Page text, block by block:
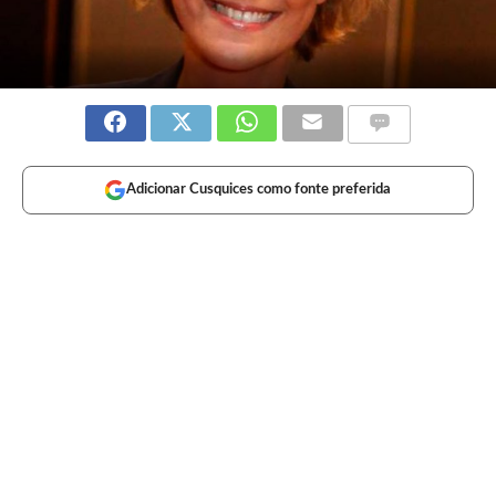
Adicionar Cusquices como fonte preferida